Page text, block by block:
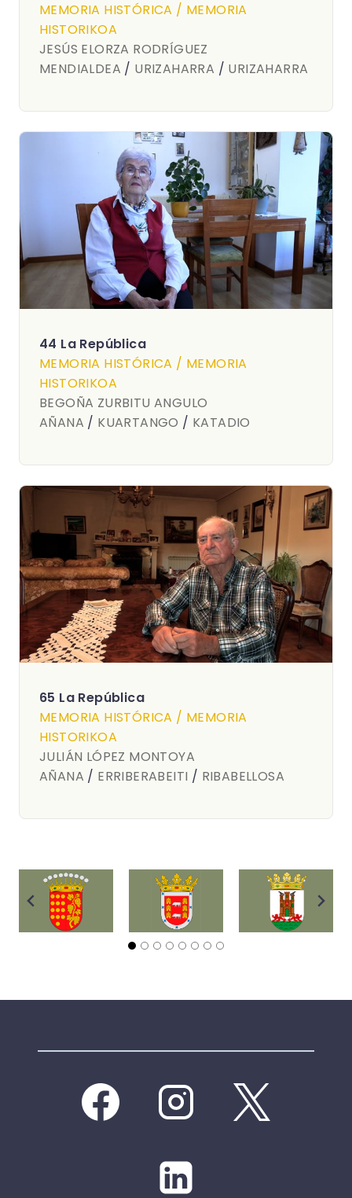
MEMORIA HISTÓRICA / MEMORIA
HISTORIKOA
JESÚS ELORZA RODRÍGUEZ
MENDIALDEA / URIZAHARRA / URIZAHARRA
44 La República
MEMORIA HISTÓRICA / MEMORIA
HISTORIKOA
BEGOÑA ZURBITU ANGULO
AÑANA / KUARTANGO / KATADIO
65 La República
MEMORIA HISTÓRICA / MEMORIA
HISTORIKOA
JULIÁN LÓPEZ MONTOYA
AÑANA / ERRIBERABEITI / RIBABELLOSA